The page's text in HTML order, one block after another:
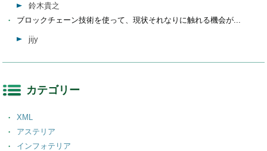
鈴木貴之
ブロックチェーン技術を使って、現状それなりに触れる機会が...
jijy
カテゴリー
XML
アステリア
インフォテリア